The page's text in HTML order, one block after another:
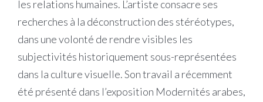
les relations humaines. L’artiste consacre ses
recherches à la déconstruction des stéréotypes,
dans une volonté de rendre visibles les
subjectivités historiquement sous-représentées
dans la culture visuelle. Son travail a récemment
été présenté dans l’exposition Modernités arabes,